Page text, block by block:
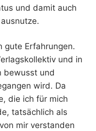
und damit auch
ausnutze.
gute Erfahrungen.
und in
bewusst und
wird. Da
die ich für mich
tatsächlich als
mir verstanden